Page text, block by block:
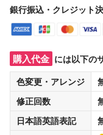
銀行振込・クレジット
購入代金 には以下の
色変更・アレンジ
修正回数
日本語英語表記